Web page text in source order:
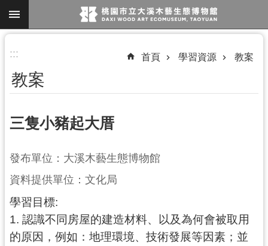
跳到主要內容區塊
搜
尋
參
資
訊
展
覽
::: 首頁 學習資源 教案
教案
三隻小豬起大厝
發布單位：大溪木藝生態博物館
資料提供單位：文化局
學習目標:
1. 認識不同房屋的建造材料、以及為何會被取用
的原因，例如：地理環境、技術發展等因素；並